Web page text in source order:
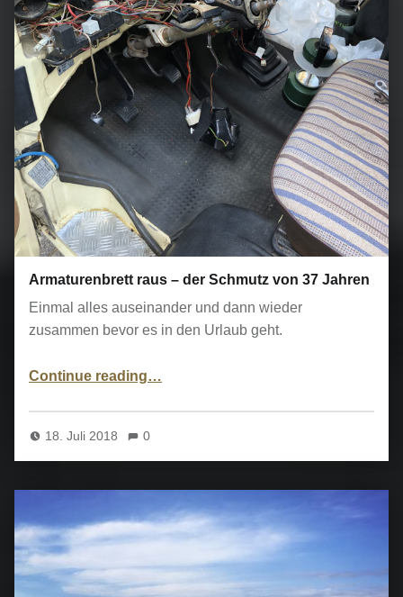
Armaturenbrett raus – der Schmutz von 37 Jahren
Einmal alles auseinander und dann wieder
zusammen bevor es in den Urlaub geht.
Continue reading…
18. Juli 2018 0